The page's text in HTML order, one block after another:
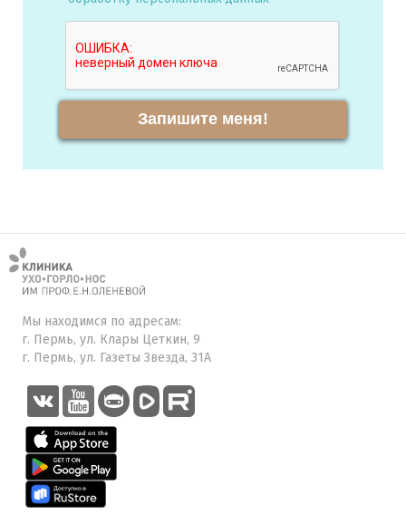
Запишите меня!
Мы находимся по адресам:
г. Пермь, ул. Клары Цеткин, 9
г. Пермь, ул. Газеты Звезда, 31А